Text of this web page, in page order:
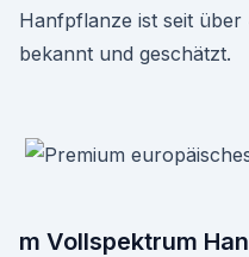
Hanfpflanze ist seit
bekannt und geschätzt.
m Vollspektrum